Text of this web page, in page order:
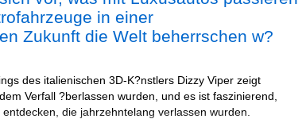
in einer
Zukunft die Welt beherrschen w?
des italienischen 3D-K?nstlers Dizzy Viper zeigt
Verfall ?berlassen wurden, und es ist faszinierend,
die jahrzehntelang verlassen wurden.